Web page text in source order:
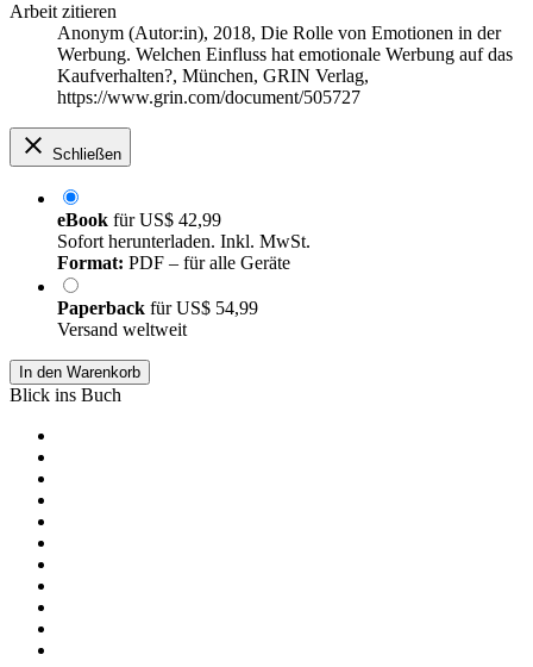
Arbeit zitieren
Anonym (Autor:in), 2018, Die Rolle von Emotionen in der
Werbung. Welchen Einfluss hat emotionale Werbung auf das
Kaufverhalten?, München, GRIN Verlag,
https://www.grin.com/document/505727
Schließen
eBook fürUS$ 42,99
Sofort herunterladen. Inkl. MwSt.
Format: PDF – für alle Geräte
Paperback fürUS$ 54,99
Versand weltweit
In den Warenkorb
Blick ins Buch